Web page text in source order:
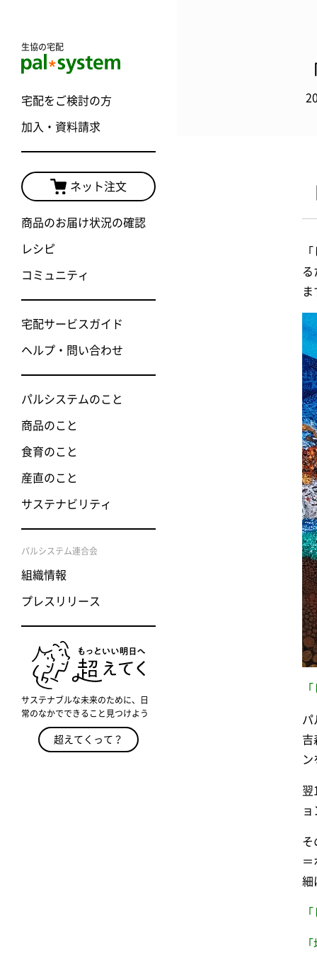
生協の宅配
宅配をご検討の方
加入・資料請求
ネット注文
商品のお届け状況の確認
レシピ
コミュニティ
宅配サービスガイド
ヘルプ・問い合わせ
パルシステムのこと
商品のこと
食育のこと
産直のこと
サステナビリティ
パルシステム連合会
組織情報
プレスリリース
サステナブルな未来のために、日
常のなかでできること見つけよう
超えてくって？
る
ま
パ
吉
翌
そ
＝
細